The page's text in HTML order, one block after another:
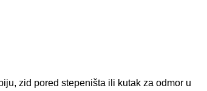
zid pored stepeništa ili kutak za odmor u